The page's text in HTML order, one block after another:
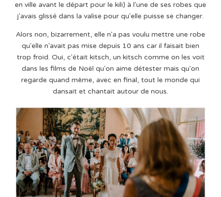
en ville avant le départ pour le kili) à l'une de ses robes que
j'avais glissé dans la valise pour qu'elle puisse se changer.
Alors non, bizarrement, elle n'a pas voulu mettre une robe
qu'elle n'avait pas mise depuis 10 ans car il faisait bien
trop froid. Oui, c'était kitsch, un kitsch comme on les voit
dans les films de Noël qu'on aime détester mais qu'on
regarde quand même, avec en final, tout le monde qui
dansait et chantait autour de nous.